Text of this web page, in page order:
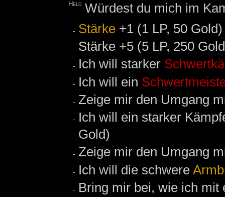
Held Würdest du mich im
Stärke +1 (1 LP, 50 Gold)
Stärke +5 (5 LP, 250
Ich will starker
Ich will ein
Zeige mir den Umgang
Ich will ein starker
Gold)
Zeige mir den Umgang
Ich will die schwere
Bring mir bei, wie ich